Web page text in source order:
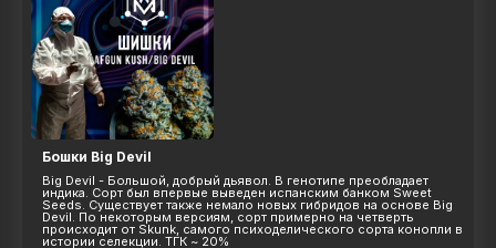
Бошки Big Devil
Big Devil - Большой, добрый дьявол. В генотипе преобладает
индика. Сорт был впервые выведен испанским банком Sweet
Seeds. Существует также немало новых гибридов на основе Big
Devil. По некоторым версиям, сорт примерно на четверть
происходит от Skunk, самого психоделического сорта конопли в
истории селекции. ТГК ~ 20%